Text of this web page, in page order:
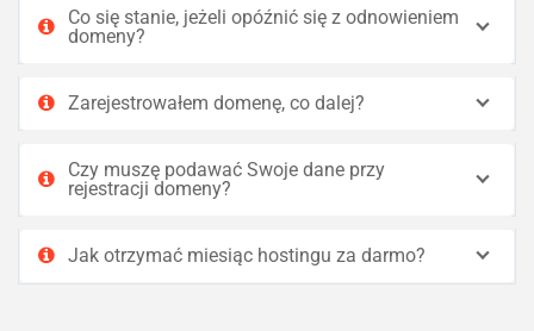
Co się stanie, jeżeli opóźnić się z odnowieniem
domeny?
Zarejestrowałem domenę, co dalej?
Czy muszę podawać Swoje dane przy
rejestracji domeny?
Jak otrzymać miesiąc hostingu za darmo?